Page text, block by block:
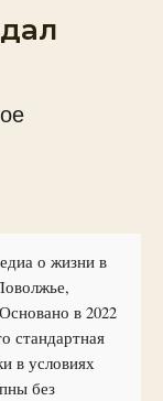
о жизни в
в 2022
стандартная
в условиях
без